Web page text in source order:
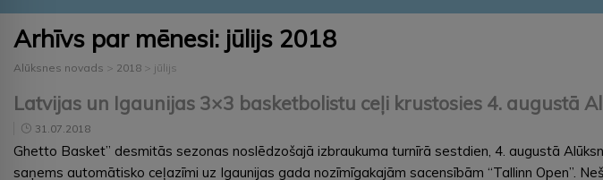
Arhīvs par mēnesi: jūlijs 2018
Alūksnes novads > 2018 > jūlijs
Latvijas un Igaunijas 3×3 basketbolistu ceļi krustosies 4. augustā
31.07.2018
Ghetto Basket” desmitās sezonas noslēdzošajā izbraukuma turnīrā sestdien, 4. augustā
saņems automātisko ceļazīmi uz Igaunijas gada nozīmīgakajām sacensībām “Tallinn Open”.